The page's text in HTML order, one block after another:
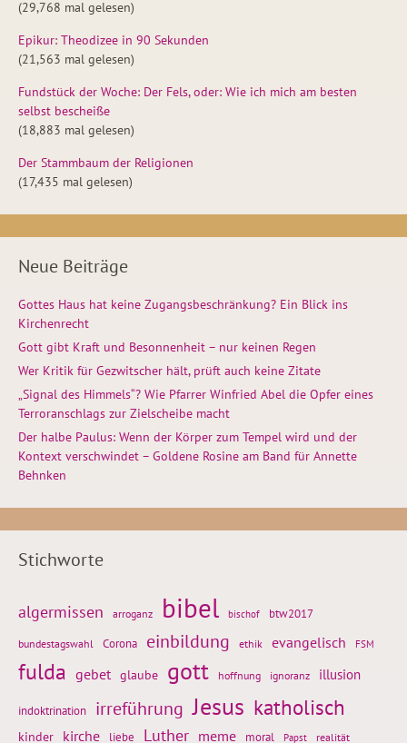
(29,768 mal gelesen)
Epikur: Theodizee in 90 Sekunden
(21,563 mal gelesen)
Fundstück der Woche: Der Fels, oder: Wie ich mich am besten
selbst bescheiße
(18,883 mal gelesen)
Der Stammbaum der Religionen
(17,435 mal gelesen)
Neue Beiträge
Gottes Haus hat keine Zugangsbeschränkung? Ein Blick ins
Kirchenrecht
Gott gibt Kraft und Besonnenheit – nur keinen Regen
Wer Kritik für Gezwitscher hält, prüft auch keine Zitate
„Signal des Himmels“? Wie Pfarrer Winfried Abel die Opfer eines
Terroranschlags zur Zielscheibe macht
Der halbe Paulus: Wenn der Körper zum Tempel wird und der
Kontext verschwindet – Goldene Rosine am Band für Annette
Behnken
Stichworte
algermissen arroganz bibel bischof btw2017
bundestagswahl Corona einbildung ethik evangelisch FSM
fulda gebet glaube gott hoffnung ignoranz illusion
indoktrination irreführung Jesus katholisch
kinder kirche liebe Luther meme moral Papst realität